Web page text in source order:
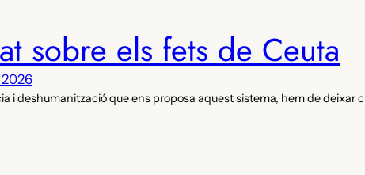
sobre els fets de Ceuta
2026
i deshumanització que ens proposa aquest sistema, hem de deixar